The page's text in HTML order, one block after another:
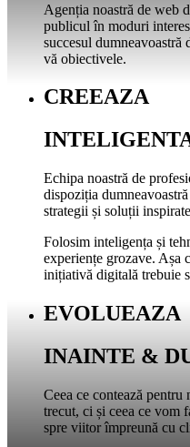
Agenția noastră de web
publicul în moduri
succesul
vă obiectivele.
CREEAZA
Echipa noastră de
dispoziția
strategii și soluții
Folosim inteligența și
experiențe grozave. Așa
inițiativă digitală trebuie
EVOLUEAZA
INAINTE &
Ceea ce contează pentru
trecut, ci și ceea ce vom
spre viitor împreună cu